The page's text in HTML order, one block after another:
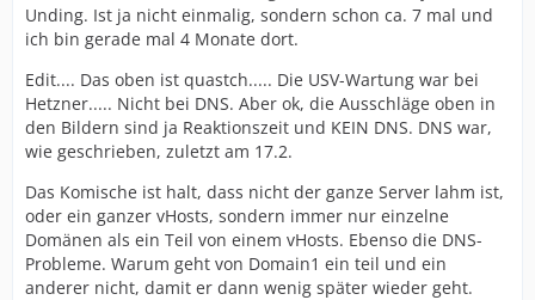
Unding. Ist ja nicht einmalig, sondern schon ca. 7 mal und
ich bin gerade mal 4 Monate dort.
Edit.... Das oben ist quastch..... Die USV-Wartung war bei
Hetzner..... Nicht bei DNS. Aber ok, die Ausschläge oben in
den Bildern sind ja Reaktionszeit und KEIN DNS. DNS war,
wie geschrieben, zuletzt am 17.2.
Das Komische ist halt, dass nicht der ganze Server lahm ist,
oder ein ganzer vHosts, sondern immer nur einzelne
Domänen als ein Teil von einem vHosts. Ebenso die DNS-
Probleme. Warum geht von Domain1 ein teil und ein
anderer nicht, damit er dann wenig später wieder geht.